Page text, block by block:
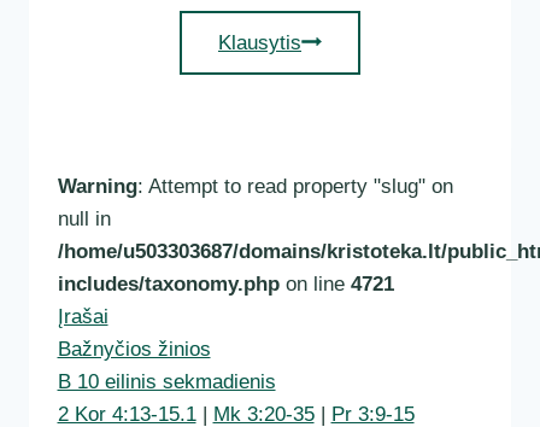
Klausytis10
eilinis
Antano
Warning: Attempt to read property "slug" on
null in
/home/u503303687/domains/kristoteka.lt/
includes/taxonomy.phpon line 4721
Įrašai
Bažnyčios žinios
B 10 eilinis sekmadienis
2 Kor 4:13-15.1| Mk 3:20-35| Pr 3:9-15